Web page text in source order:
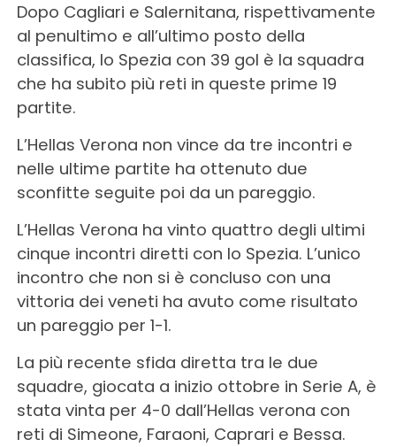
Dopo Cagliari e Salernitana, rispettivamente
al penultimo e all’ultimo posto della
classifica, lo Spezia con 39 gol è la squadra
che ha subito più reti in queste prime 19
partite.
L’Hellas Verona non vince da tre incontri e
nelle ultime partite ha ottenuto due
sconfitte seguite poi da un pareggio.
L’Hellas Verona ha vinto quattro degli ultimi
cinque incontri diretti con lo Spezia. L’unico
incontro che non si è concluso con una
vittoria dei veneti ha avuto come risultato
un pareggio per 1-1.
La più recente sfida diretta tra le due
squadre, giocata a inizio ottobre in Serie A, è
stata vinta per 4-0 dall’Hellas verona con
reti di Simeone, Faraoni, Caprari e Bessa.